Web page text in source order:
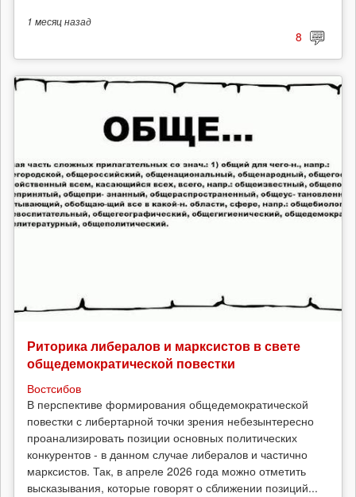
1 месяцназад
8
Риторика либералов и марксистов в свете
общедемократической повестки
Востсибов
В перспективе формирования общедемократической
повестки с либертарной точки зрения небезынтересно
проанализировать позиции основных политических
конкурентов - в данном случае либералов и частично
марксистов. Так, в апреле 2026 года можно отметить
высказывания, которые говорят о сближении позиций...